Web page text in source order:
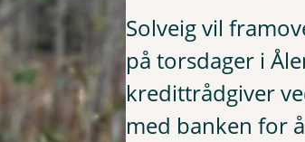
Solveig vil
på torsdager i
kredittrådgiver
med banken for